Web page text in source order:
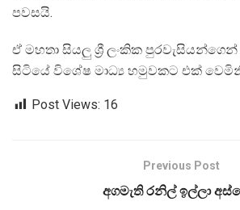
පවසයි.
ඒ මහතා සියලු ශ්‍රී ලංකික
සිටියේ විශේෂ මාධ්‍ය හමුවකට එක්
Post Views: 16
Previous Post
අගමැති රනිල් ඉල්ලා